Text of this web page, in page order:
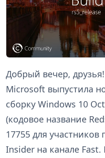
Добрый вечер,
Microsoft выпустила
сборку Windows 10
(кодовое название
17755 для
Insider на канале